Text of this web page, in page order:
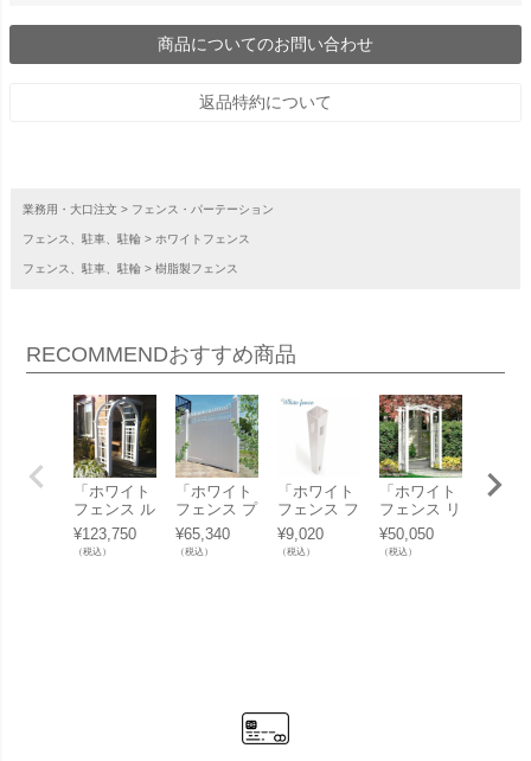
商品についてのお問い合わせ
返品特約について
業務用・大口注文 フェンス・パーテーション
フェンス、駐車、駐輪 ホワイトフェンス
フェンス、駐車、駐輪 樹脂製フェンス
RECOMMENDおすすめ商品
「ホワイト
フェンス ル
ネサンスア
ーチ ※組立
式」
¥123,750
（税込）
「ホワイト
フェンス プ
ライバシー
2型」
¥65,340
（税込）
「ホワイト
フェンス フ
ァーム3型
用ポスト」
¥9,020
（税込）
「ホワイト
フェンス リ
スボンアー
チ ※組立
式」
¥50,050
（税込）
「ホ